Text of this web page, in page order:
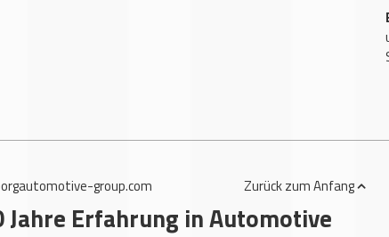
group.com Zurückzum Anfang
Jahre Erfahrung in Automotive